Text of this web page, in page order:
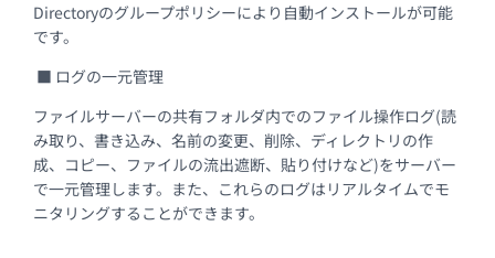
Directoryのグループポリシーにより自動インストールが可能
です。
■ ログの一元管理
ファイルサーバーの共有フォルダ内でのファイル操作ログ(読
み取り、書き込み、名前の変更、削除、ディレクトリの作
成、コピー、ファイルの流出遮断、貼り付けなど)をサーバー
で一元管理します。また、これらのログはリアルタイムでモ
ニタリングすることができます。